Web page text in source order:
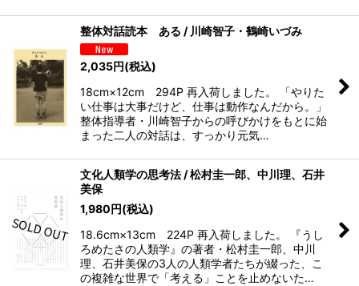
整体対話読本 ある / 川崎智子・鶴崎いづみ
2,035円(税込)
18cm×12cm 294P 再入荷しました。 「やりた
い仕事は大事だけど、仕事は動作なんだから。」
整体指導者・川崎智子からの呼びかけをもとに始
まった二人の対話は、すっかり元気…
文化人類学の思考法 / 松村圭一郎、中川理、石井
美保
1,980円(税込)
18.6cm×13cm 224P 再入荷しました。 『うし
ろめたさの人類学』の著者・松村圭一郎、中川
理、石井美保の3人の人類学者たちが綴った、こ
の複雑な世界で「考える」ことを止めないた…